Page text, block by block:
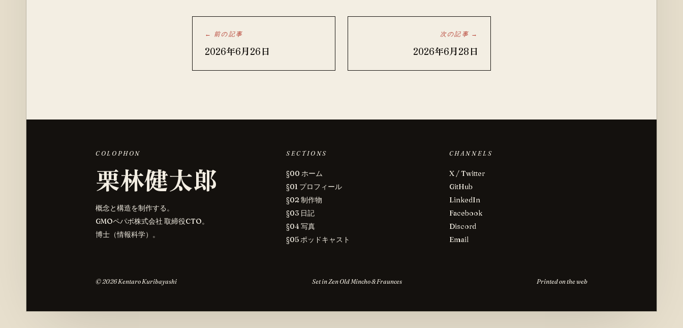
← 前の記事
2026年6月26日
次の記事 →
2026年6月28日
COLOPHON
栗林健太郎
概念と構造を制作する。
GMOペパボ株式会社 取締役CTO。
博士（情報科学）。
SECTIONS
§00 ホーム
§01 プロフィール
§02 制作物
§03 日記
§04 写真
§05 ポッドキャスト
CHANNELS
X / Twitter
GitHub
LinkedIn
Facebook
Discord
Email
©2026Kentaro Kuribayashi Set in Zen Old Mincho & Fraunces Printed on the web